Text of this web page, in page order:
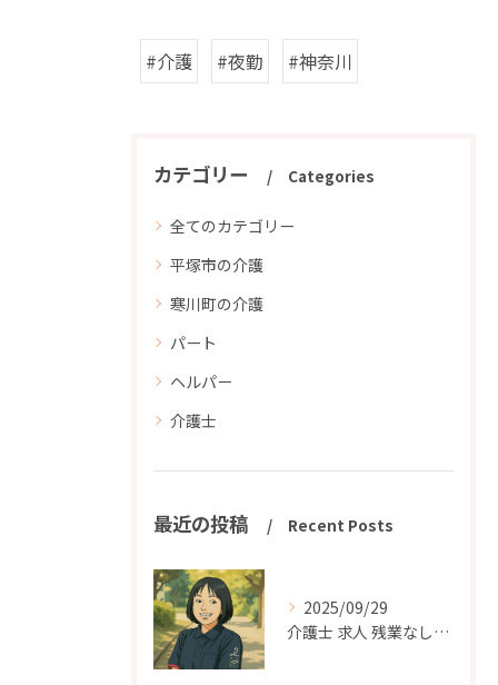
#介護 #夜勤 #神奈川
カテゴリー Categories
全てのカテゴリー
平塚市の介護
寒川町の介護
パート
ヘルパー
介護士
最近の投稿 Recent Posts
2025/09/29
介護士 求人 残業なし｜平塚市、寒川町で無理なく働きたいあなたへ